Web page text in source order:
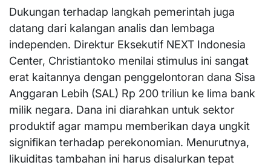
Dukungan terhadap langkah pemerintah juga
datang dari kalangan analis dan lembaga
independen. Direktur Eksekutif NEXT Indonesia
Center, Christiantoko menilai stimulus ini sangat
erat kaitannya dengan penggelontoran dana Sisa
Anggaran Lebih (SAL) Rp 200 triliun ke lima bank
milik negara. Dana ini diarahkan untuk sektor
produktif agar mampu memberikan daya ungkit
signifikan terhadap perekonomian. Menurutnya,
likuiditas tambahan ini harus disalurkan tepat